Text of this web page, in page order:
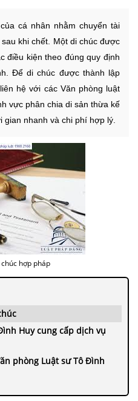
cá nhân nhằm chuyển tài
khi chết. Một di chúc được
điều kiện theo đúng quy định
Để di chúc được thành lập
hệ với các Văn phòng luật
vực phân chia di sản thừa kế
nhanh và chi phí hợp lý.
hợp pháp
Huy cung cấp dịch vụ
phòng Luật sư Tô Đình